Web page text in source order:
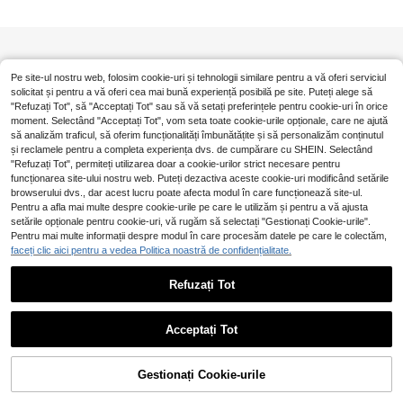
Pe site-ul nostru web, folosim cookie-uri și tehnologii similare pentru a vă oferi serviciul
solicitat și pentru a vă oferi cea mai bună experiență posibilă pe site. Puteți alege să
"Refuzați Tot", să "Acceptați Tot" sau să vă setați preferințele pentru cookie-uri în orice
moment. Selectând "Acceptați Tot", vom seta toate cookie-urile opționale, care ne ajută
să analizăm traficul, să oferim funcționalități îmbunătățite și să personalizăm conținutul
și reclamele pentru a completa experiența dvs. de cumpărare cu SHEIN. Selectând
"Refuzați Tot", permiteți utilizarea doar a cookie-urilor strict necesare pentru
funcționarea site-ului nostru web. Puteți dezactiva aceste cookie-uri modificând setările
browserului dvs., dar acest lucru poate afecta modul în care funcționează site-ul.
Pentru a afla mai multe despre cookie-urile pe care le utilizăm și pentru a vă ajusta
setările opționale pentru cookie-uri, vă rugăm să selectați "Gestionați Cookie-urile".
Pentru mai multe informații despre modul în care procesăm datele pe care le colectăm,
faceți clic aici pentru a vedea Politica noastră de confidențialitate.
Refuzați Tot
Acceptați Tot
Gestionați Cookie-urile